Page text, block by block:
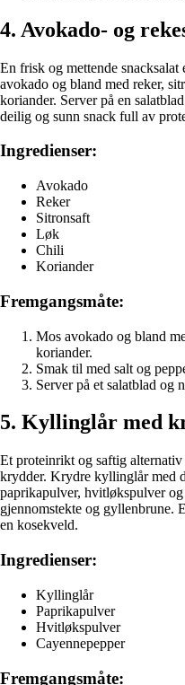
4. Avokado- og
En frisk og mettende
avokado og bland med reker,
koriander. Server på en
deilig og sunn snack full av
Ingredienser:
Avokado
Reker
Sitronsaft
Løk
Chili
Koriander
Fremgangsmåte:
Mos avokado og bland
koriander.
Smak til med salt og
Server på et salatblad og
5. Kyllinglår med
Et proteinrikt og saftig
krydder. Krydre kyllinglår med
paprikapulver, hvitløkspulver
gjennomstekte og gyllenbrune.
en kosekveld.
Ingredienser:
Kyllinglår
Paprikapulver
Hvitløkspulver
Cayennepepper
Fremgangsmåte: